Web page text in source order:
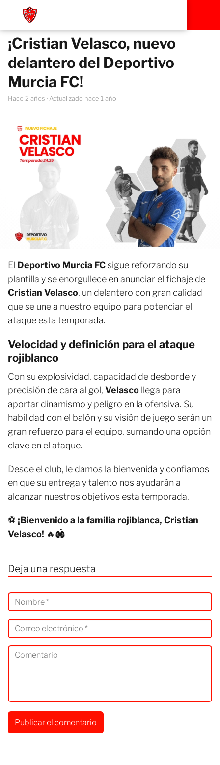
¡Cristian Velasco, nuevo
delantero del Deportivo
Murcia FC!
hace 2 años · Actualizado hace 1 año
El Deportivo Murcia FCsigue reforzando su
plantilla y se enorgullece en anunciar el fichaje de
Cristian Velasco, un delantero con gran calidad
que se une a nuestro equipo para potenciar el
ataque esta temporada.
Velocidad y definición para el ataque
rojiblanco
Con su explosividad, capacidad de desborde y
precisión de cara al gol, Velasco llega para
aportar dinamismo y peligro en la ofensiva. Su
habilidad con el balón y su visión de juego serán un
gran refuerzo para el equipo, sumando una opción
clave en el ataque.
Desde el club, le damos la bienvenida y confiamos
en que su entrega y talento nos ayudarán a
alcanzar nuestros objetivos esta temporada.
⚽ ¡Bienvenido a la familia rojiblanca, Cristian
Velasco! 🔥🏟️
Deja una respuesta